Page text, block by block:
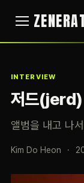
INTERVIEW
저드(jerd)
앨범을 내고 나
Kim Do Heon ·